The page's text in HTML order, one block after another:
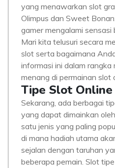
yang menawarkan slot
Olimpus dan Sweet
gamer mengalami
Mari kita telusuri secara
slot serta bagaimana
informasi ini dalam rangka
menang di permainan slot
Tipe Slot Online
Sekarang, ada berbagai
yang dapat dimainkan
satu jenis yang paling
di mana hadiah utama
sejalan dengan taruhan
beberapa pemain. Slot